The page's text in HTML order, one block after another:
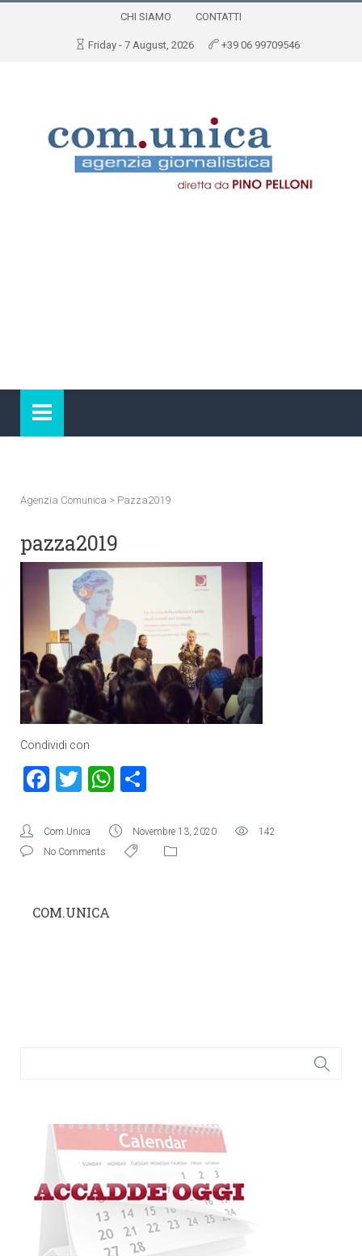
CHI SIAMO CONTATTI
Friday - 7 August, 2026 +39 06 99709546
Agenzia Comunica > Pazza2019
pazza2019
Condividi con
Facebook
TwitterWhatsApp
Com.Unica Novembre 13, 2020
142
No Comments
COM.UNICA